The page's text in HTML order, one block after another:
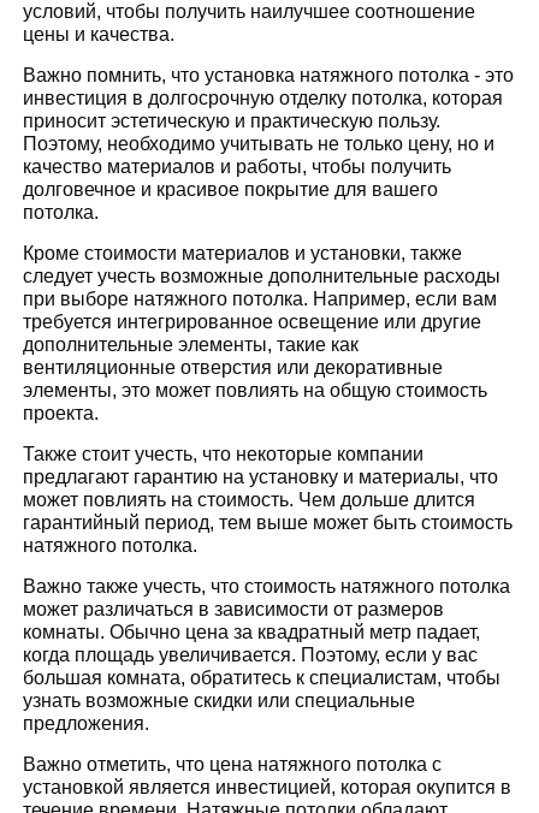
условий, чтобы получить наилучшее соотношение
цены и качества.
Важно помнить, что установка натяжного потолка - это
инвестиция в долгосрочную отделку потолка, которая
приносит эстетическую и практическую пользу.
Поэтому, необходимо учитывать не только цену, но и
качество материалов и работы, чтобы получить
долговечное и красивое покрытие для вашего
потолка.
Кроме стоимости материалов и установки, также
следует учесть возможные дополнительные расходы
при выборе натяжного потолка. Например, если вам
требуется интегрированное освещение или другие
дополнительные элементы, такие как
вентиляционные отверстия или декоративные
элементы, это может повлиять на общую стоимость
проекта.
Также стоит учесть, что некоторые компании
предлагают гарантию на установку и материалы, что
может повлиять на стоимость. Чем дольше длится
гарантийный период, тем выше может быть стоимость
натяжного потолка.
Важно также учесть, что стоимость натяжного потолка
может различаться в зависимости от размеров
комнаты. Обычно цена за квадратный метр падает,
когда площадь увеличивается. Поэтому, если у вас
большая комната, обратитесь к специалистам, чтобы
узнать возможные скидки или специальные
предложения.
Важно отметить, что цена натяжного потолка с
установкой является инвестицией, которая окупится в